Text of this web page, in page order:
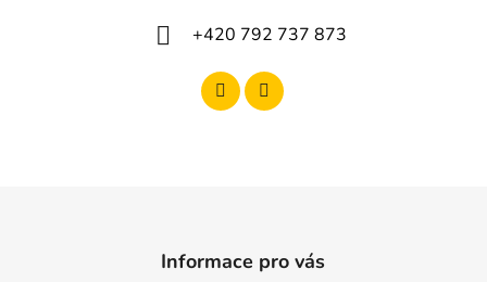
+420 792 737 873
Informace pro vás